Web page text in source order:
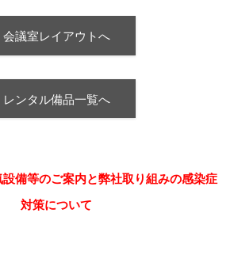
会議室レイアウトへ
レンタル備品一覧へ
備等のご案内と弊社取り組みの感染症
対策について